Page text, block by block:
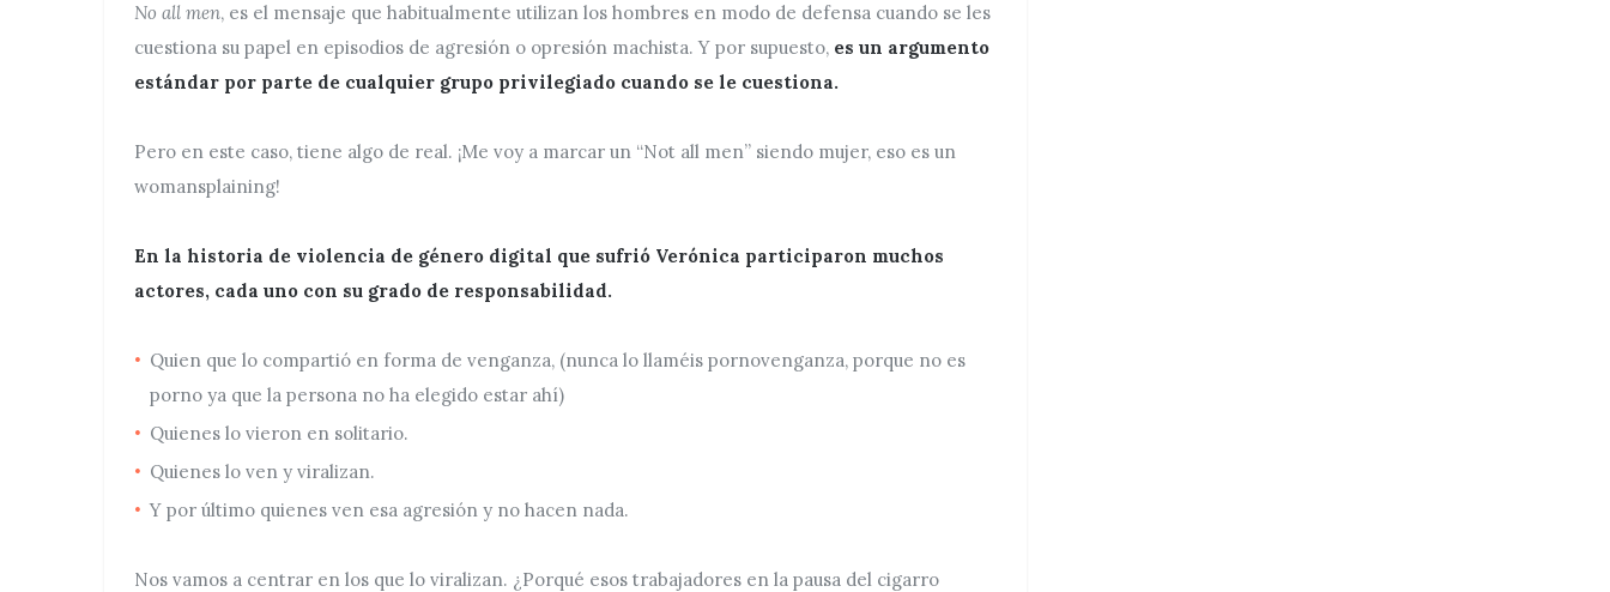
No all men, es el mensaje que habitualmente utilizan los hombres en modo de defensa cuando se les
cuestiona su papel en episodios de agresión o opresión machista. Y por supuesto, es un argumento
estándar por parte de cualquier grupo privilegiado cuando se le cuestiona.
Pero en este caso, tiene algo de real. ¡Me voy a marcar un “Not all men” siendo mujer, eso es un
womansplaining!
En la historia de violencia de género digital que sufrió Verónica participaron muchos
actores, cada uno con su grado de responsabilidad.
Quien que lo compartió en forma de venganza, (nunca lo llaméis pornovenganza, porque no es
porno ya que la persona no ha elegido estar ahí)
Quienes lo vieron en solitario.
Quienes lo ven y viralizan.
Y por último quienes ven esa agresión y no hacen nada.
Nos vamos a centrar en los que lo viralizan. ¿Porqué esos trabajadores en la pausa del cigarro